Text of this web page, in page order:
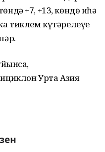
+7, +13, көндөҙ иһә
тиклем күтәрелеүе
Урта Азия